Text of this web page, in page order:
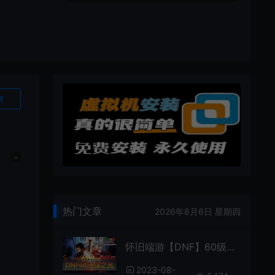
热门文章 2026年8月6日 星期四
怀旧端游【DNF】60级复古版进化之光带视频安装教程GM后台可以修改装备
2023-08-